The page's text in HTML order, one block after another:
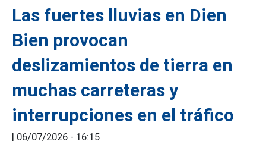
Las fuertes lluvias en Dien
Bien provocan
deslizamientos de tierra en
muchas carreteras y
interrupciones en el tráfico
| 06/07/2026 - 16:15